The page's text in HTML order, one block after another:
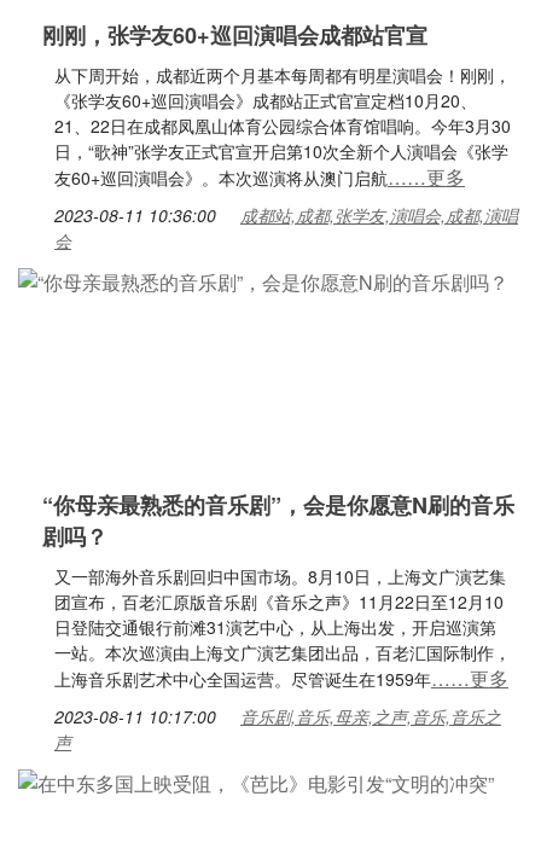
刚刚，张学友60+巡回演唱会成都站官宣
从下周开始，成都近两个月基本每周都有明星演唱会！刚刚，
《张学友60+巡回演唱会》成都站正式官宣定档10月20、
21、22日在成都凤凰山体育公园综合体育馆唱响。今年3月30
日，“歌神”张学友正式官宣开启第10次全新个人演唱会《张学
友60+巡回演唱会》。本次巡演将从澳门启航……更多
2023-08-11 10:36:00
成都站,成都,张学友,演唱会,成都,演唱
会
“你母亲最熟悉的音乐剧”，会是你愿意N刷的音乐
剧吗？
又一部海外音乐剧回归中国市场。8月10日，上海文广演艺集
团宣布，百老汇原版音乐剧《音乐之声》11月22日至12月10
日登陆交通银行前滩31演艺中心，从上海出发，开启巡演第
一站。本次巡演由上海文广演艺集团出品，百老汇国际制作，
上海音乐剧艺术中心全国运营。尽管诞生在1959年……更多
2023-08-11 10:17:00
音乐剧,音乐,母亲,之声,音乐,音乐之
声